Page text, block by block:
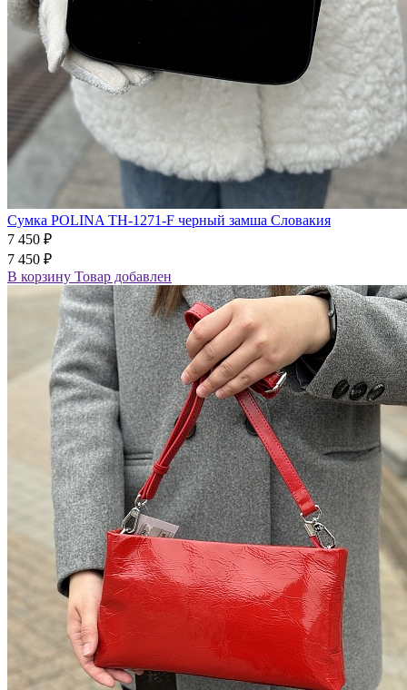
Сумка POLINA TH-1271-F черный замша Словакия
7 450 ₽
7 450 ₽
В корзину Товар добавлен